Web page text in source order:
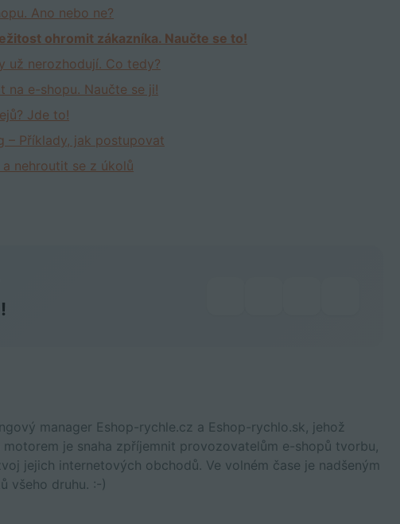
Ano nebo ne?
ohromit zákazníka. Naučte se to!
už nerozhodují. Co tedy?
na e-shopu. Naučte se ji!
Jde to!
– Příklady, jak postupovat
nehroutit se z úkolů
manager Eshop-rychle.cz a Eshop-rychlo.sk, jehož
motorem je snaha zpříjemnit provozovatelům e-shopů tvorbu,
jejich internetových obchodů. Ve volném čase je nadšeným
všeho druhu. :-)